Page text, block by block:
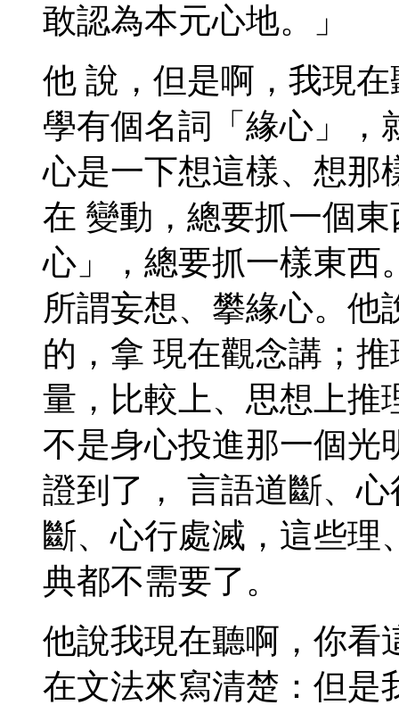
敢認為本元心地。」
他 說，但是啊，我現
學有個名詞「緣心」，
心是一下想這樣、想那
在 變動，總要抓一個
心」，總要抓一樣東西
所謂妄想、攀緣心。他
的，拿 現在觀念講；
量，比較上、思想上推
不是身心投進那一個光
證到了， 言語道斷、
斷、心行處滅，這些理
典都不需要了。
他說我現在聽啊，你看
在文法來寫清楚：但是